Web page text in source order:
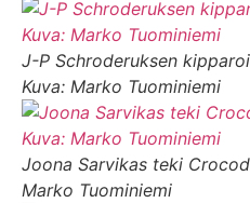
J-P Schroderuksen
Kuva: Marko Tuominiemi
Joona Sarvikas teki
Marko Tuominiemi